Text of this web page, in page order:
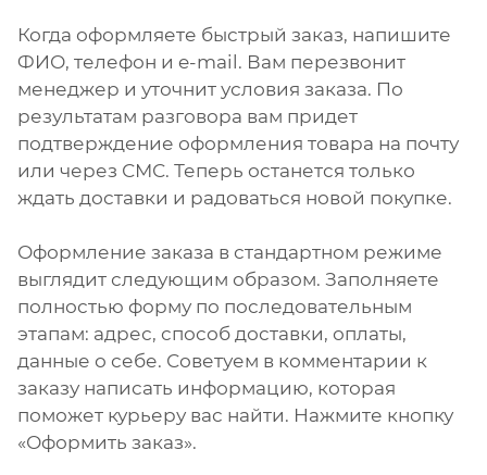
Когда оформляете быстрый заказ, напишите
ФИО, телефон и e-mail. Вам перезвонит
менеджер и уточнит условия заказа. По
результатам разговора вам придет
подтверждение оформления товара на почту
или через СМС. Теперь останется только
ждать доставки и радоваться новой покупке.
Оформление заказа в стандартном режиме
выглядит следующим образом. Заполняете
полностью форму по последовательным
этапам: адрес, способ доставки, оплаты,
данные о себе. Советуем в комментарии к
заказу написать информацию, которая
поможет курьеру вас найти. Нажмите кнопку
«Оформить заказ».